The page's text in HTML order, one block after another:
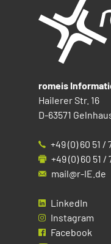
romeis
Hailerer Str. 16
D-63571
+49 (0) 60 51 /
+49 (0) 60 51
mail@r-IE.de
LinkedIn
Instagram
Facebook